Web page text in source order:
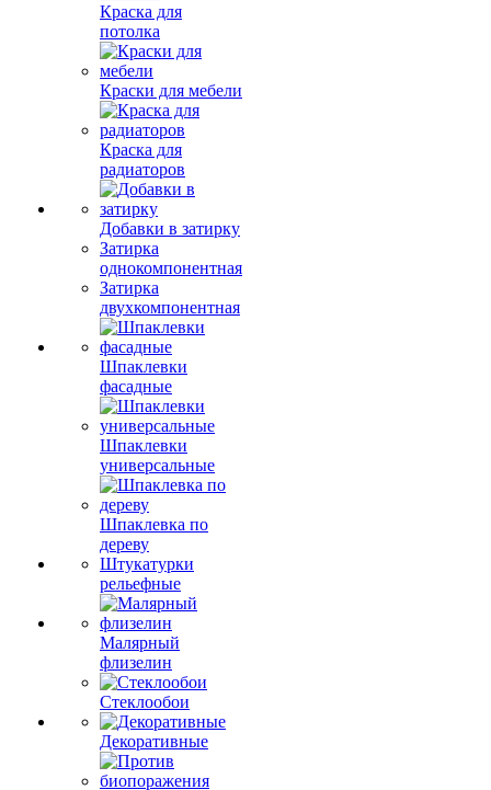
Краска для
потолка
Краски для мебели
Краска для
радиаторов
Добавки в затирку
Затирка
однокомпонентная
Затирка
двухкомпонентная
Шпаклевки
фасадные
Шпаклевки
универсальные
Шпаклевка по
дереву
Штукатурки
рельефные
Малярный
флизелин
Стеклообои
Декоративные